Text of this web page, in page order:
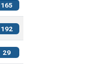
165
192
29